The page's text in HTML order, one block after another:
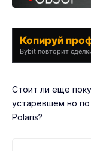
Копируй
Bybit повторит
Стоит ли еще
устаревшем но
Polaris?